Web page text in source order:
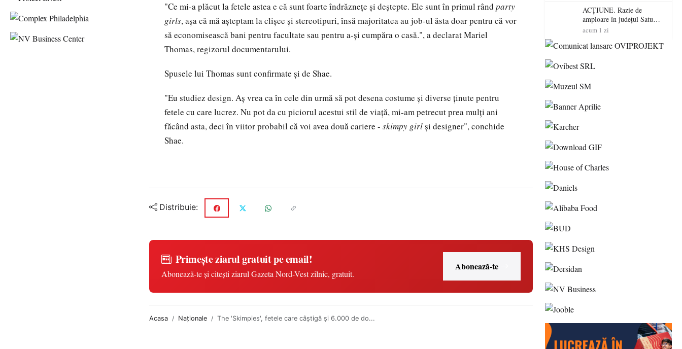
"Ce mi-a plăcut la fetele astea e că sunt foarte îndrăzneţe şi deştepte. Ele sunt în primul rând party
girls, aşa că mă aşteptam la clişee şi stereotipuri, însă majoritatea au job-ul ăsta doar pentru că vor
să economisească bani pentru facultate sau pentru a-şi cumpăra o casă.", a declarat Mariel
Thomas, regizorul documentarului.
Spusele lui Thomas sunt confirmate şi de Shae.
"Eu studiez design. Aş vrea ca în cele din urmă să pot desena costume şi diverse ţinute pentru
fetele cu care lucrez. Nu pot da cu piciorul acestui stil de viaţă, mi-am petrecut prea mulţi ani
făcând asta, deci în viitor probabil că voi avea două cariere - skimpy girlşi designer", conchide
Shae.
Distribuie:
Primește ziarul gratuit pe email!
Abonează-te și citești ziarul Gazeta Nord-Vest zilnic, gratuit.
Abonează-te
Acasa Naționale The 'Skimpies', fetele care câştigă şi 6.000 de do...
RTP?
ACȚIUNE. Razie de
amploare în județul Satu
Mare! Polițiștii au dat sute
șoferi fără permis într-o
acum 1 zi